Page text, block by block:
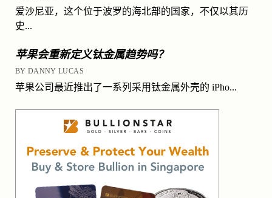
爱沙尼亚，这个位于波罗的海北部的国家，不仅以其历
史...
苹果会重新定义钛金属趋势吗？
BY DANNY LUCAS
苹果公司最近推出了一系列采用钛金属外壳的 iPho...